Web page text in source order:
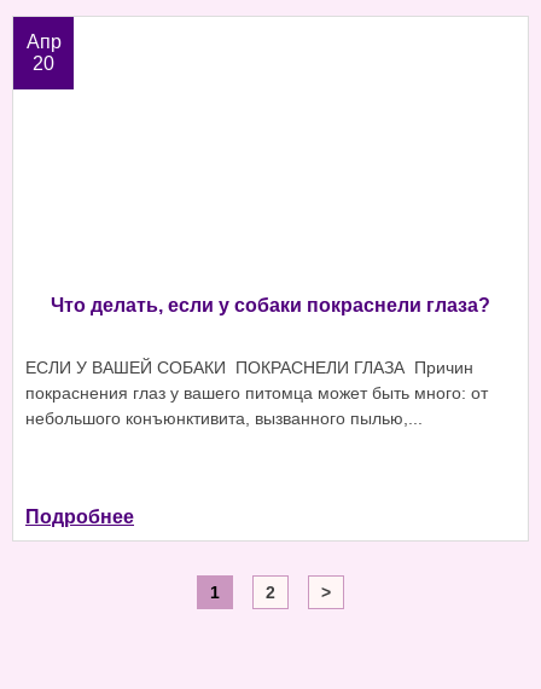
Апр
20
Что делать, если у собаки покраснели глаза?
ЕСЛИ У ВАШЕЙ СОБАКИ ПОКРАСНЕЛИ ГЛАЗА Причин
покраснения глаз у вашего питомца может быть много: от
небольшого конъюнктивита, вызванного пылью,...
Подробнее
1 2 >